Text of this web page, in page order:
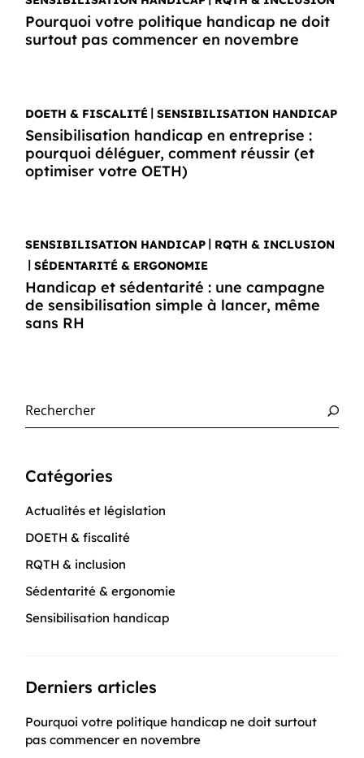
Pourquoi votre politique handicap ne doit
surtout pas commencer en novembre
DOETH & FISCALITÉ SENSIBILISATION HANDICAP
Sensibilisation handicap en entreprise :
pourquoi déléguer, comment réussir (et
optimiser votre OETH)
SENSIBILISATION HANDICAP
RQTH & INCLUSION
SÉDENTARITÉ & ERGONOMIE
Handicap et sédentarité : une campagne
de sensibilisation simple à lancer, même
sans RH
Catégories
Actualités et législation
DOETH & fiscalité
RQTH & inclusion
Sédentarité & ergonomie
Sensibilisation handicap
Derniers articles
Pourquoi votre politique handicap ne doit surtout
pas commencer en novembre